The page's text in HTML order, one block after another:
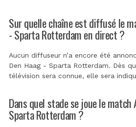
Sur quelle chaîne est diffusé le
- Sparta Rotterdam en direct ?
Aucun diffuseur n’a encore été
Den Haag - Sparta Rotterdam. Dès
télévision sera connue, elle sera
Dans quel stade se joue le match
Sparta Rotterdam ?